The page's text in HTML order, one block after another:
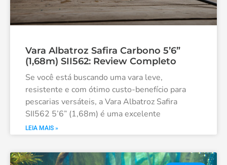
Vara Albatroz Safira Carbono 5’6”
(1,68m) SII562: Review Completo
Se você está buscando uma vara leve,
resistente e com ótimo custo-benefício para
pescarias versáteis, a Vara Albatroz Safira
SII562 5’6” (1,68m) é uma excelente
LEIA MAIS »